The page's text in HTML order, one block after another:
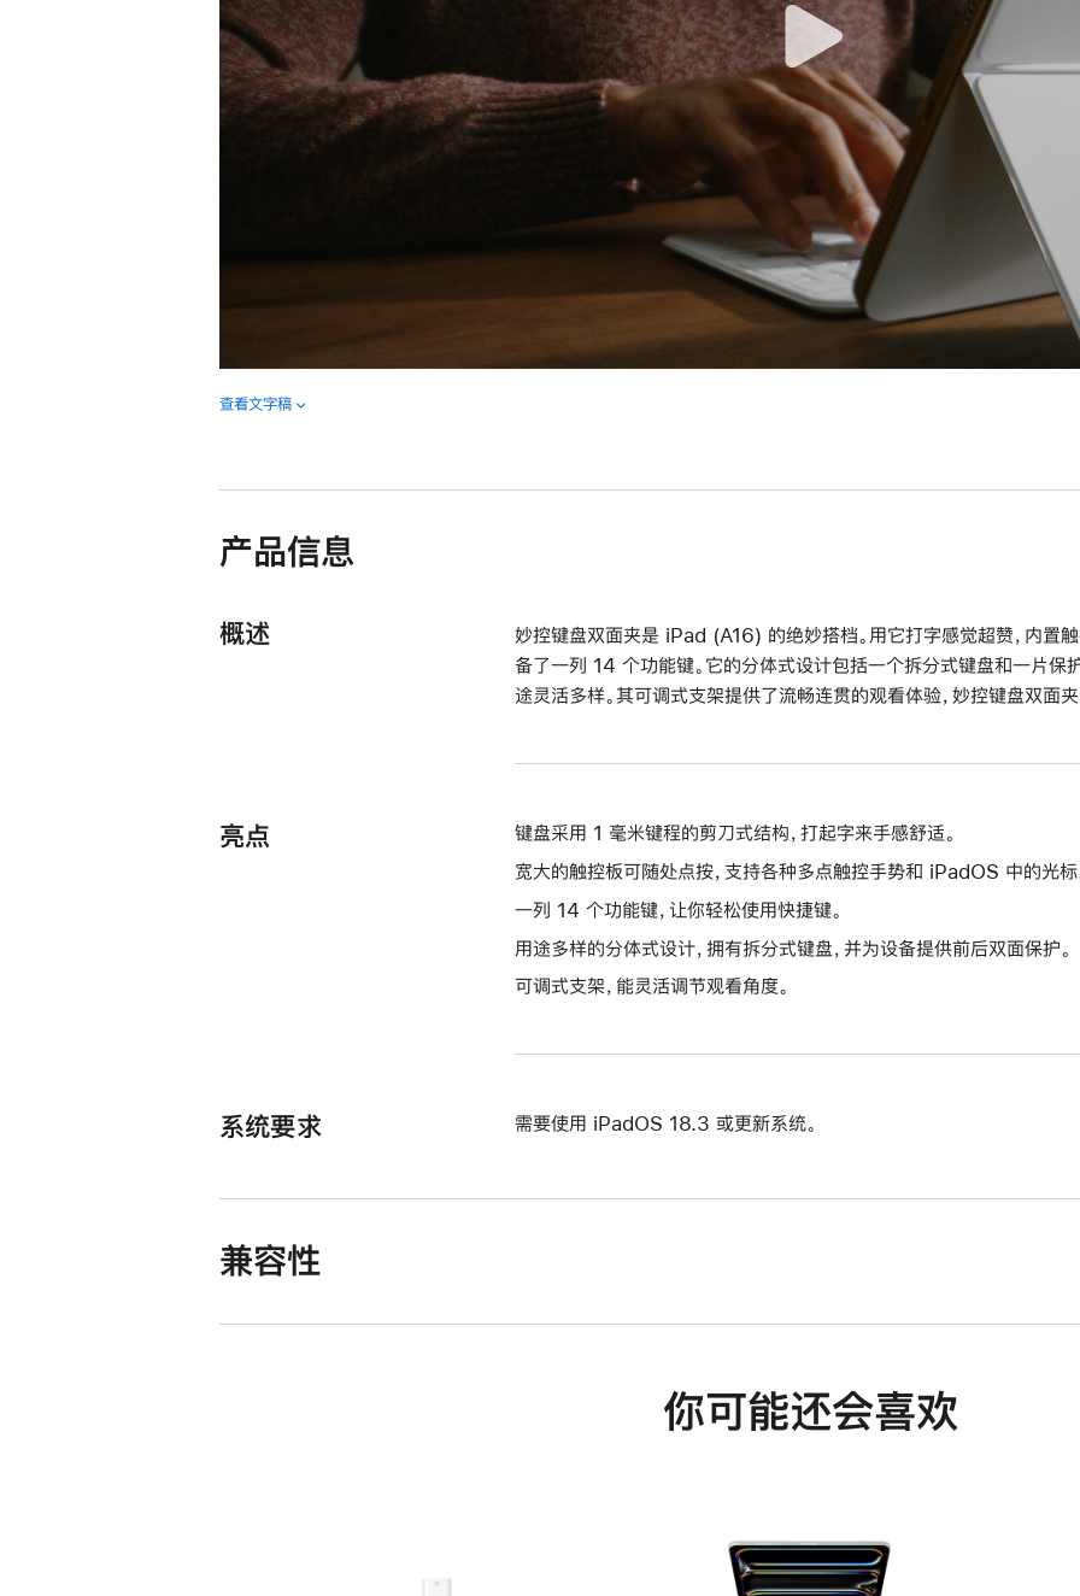
查看文字稿
产品信息
概述
妙控键盘双面夹是 iPad (A16) 的绝妙搭档。用它打字感觉超赞，内置
备了一列 14 个功能键。它的分体式设计包括一个拆分式键盘和一片保
途灵活多样。其可调式支架提供了流畅连贯的观看体验，妙控键盘双面
亮点
键盘采用 1 毫米键程的剪刀式结构，打起字来手感舒适。
宽大的触控板可随处点按，支持各种多点触控手势和 iPadOS 中的光标
一列 14 个功能键，让你轻松使用快捷键。
用途多样的分体式设计，拥有拆分式键盘，并为设备提供前后双面保护。
可调式支架，能灵活调节观看角度。
系统要求 需要使用 iPadOS 18.3 或更新系统。
兼容性
你可能还会喜欢